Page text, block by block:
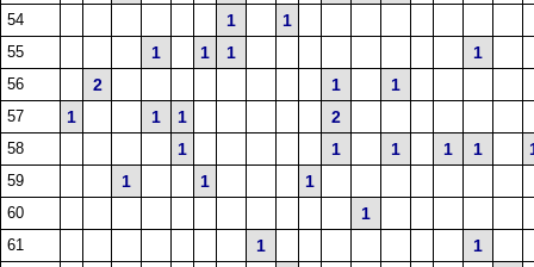
54 1 1
55 1 1 1 1
56 2 1 1
57 1 1 1 2
58 1 1 1 1 1
59 1 1 1
60 1
61 1 1